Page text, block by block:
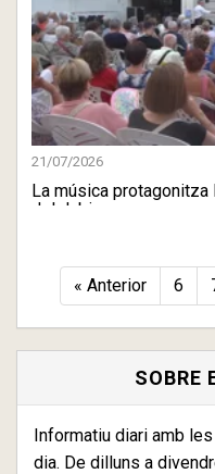
21/07/2026
La música
del Jubi ...
« Anterior 6
SOBRE
Informatiu diari amb
dia. De dilluns a